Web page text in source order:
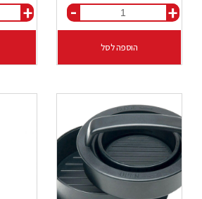
+
-
הוספה לסל
+